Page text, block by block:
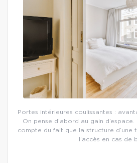
Portes intérieures coulissantes :
On pense d’abord au gain
compte du fait que la structure
l’accès en cas de